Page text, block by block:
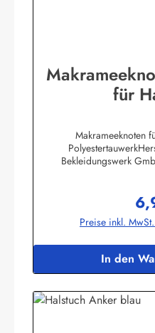
für
Makrameeknoten
Bekleidungswerk
Preise inkl.
In den